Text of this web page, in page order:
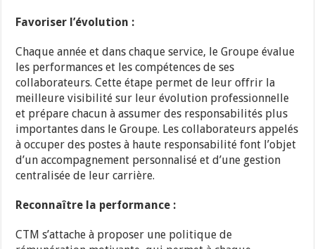
Favoriser l’évolution :
Chaque année et dans chaque service, le Groupe évalue
les performances et les compétences de ses
collaborateurs. Cette étape permet de leur offrir la
meilleure visibilité sur leur évolution professionnelle
et prépare chacun à assumer des responsabilités plus
importantes dans le Groupe. Les collaborateurs appelés
à occuper des postes à haute responsabilité font l’objet
d’un accompagnement personnalisé et d’une gestion
centralisée de leur carrière.
Reconnaître la performance :
CTM s’attache à proposer une politique de